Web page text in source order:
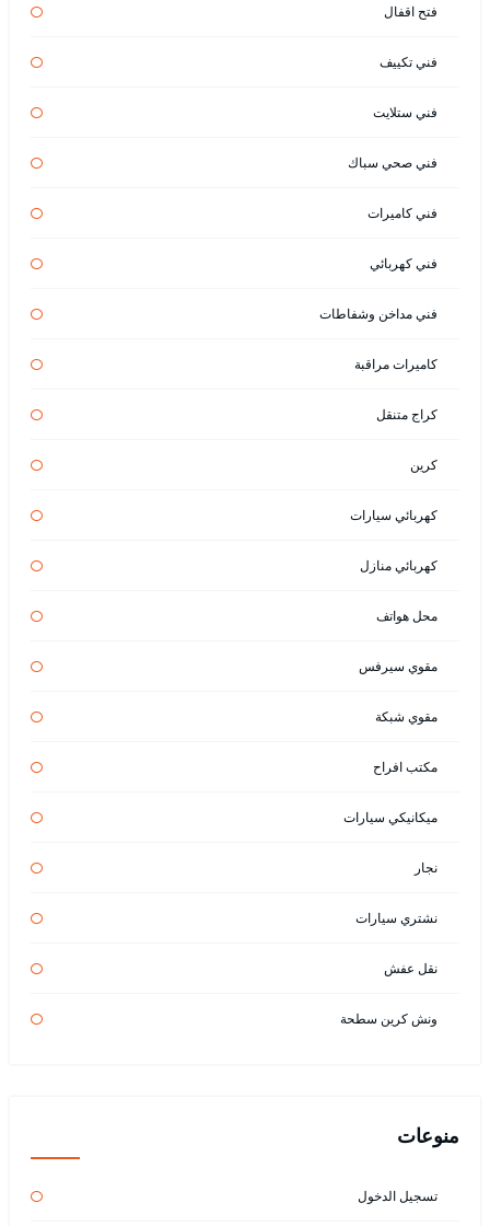
فتح اقفال
فني تكييف
فني ستلايت
فني صحي سباك
فني كاميرات
فني كهربائي
فني مداخن وشفاطات
كاميرات مراقبة
كراج متنقل
كرين
كهربائي سيارات
كهربائي منازل
محل هواتف
مقوي سيرفس
مقوي شبكة
مكتب افراح
ميكانيكي سيارات
نجار
نشتري سيارات
نقل عفش
ونش كرين سطحة
منوعات
تسجيل الدخول